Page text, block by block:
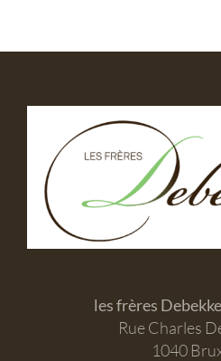
les frères
Rue Charles
1040